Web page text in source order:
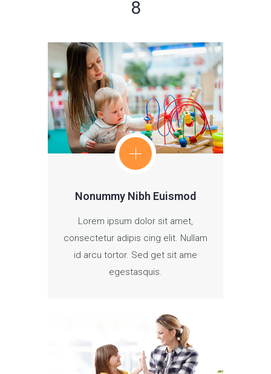
8
Nonummy Nibh Euismod
Lorem ipsum dolor sit amet,
consectetur adipis cing elit. Nullam
id arcu tortor. Sed get sit ame
egestasquis.